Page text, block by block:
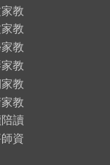
教
教
教
教
教
教
讀
資